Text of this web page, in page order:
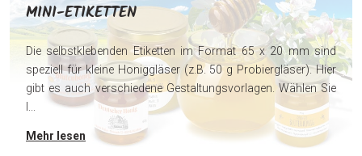
MINI-ETIKETTEN
Die selbstklebenden Etiketten im Format 65 x 20 mm sind
speziell für kleine Honiggläser (z.B. 50 g Probiergläser). Hier
gibt es auch verschiedene Gestaltungsvorlagen. Wählen Sie
Mehr lesen